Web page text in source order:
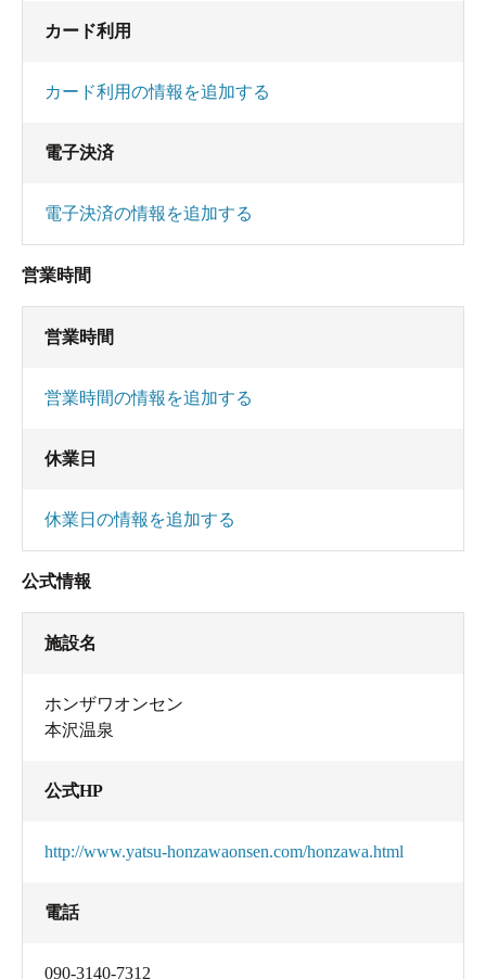
カード利用
カード利用の情報を追加する
電子決済
電子決済の情報を追加する
営業時間
営業時間
営業時間の情報を追加する
休業日
休業日の情報を追加する
公式情報
施設名
ホンザワオンセン
本沢温泉
公式HP
http://www.yatsu-honzawaonsen.com/honzawa.html
電話
090-3140-7312